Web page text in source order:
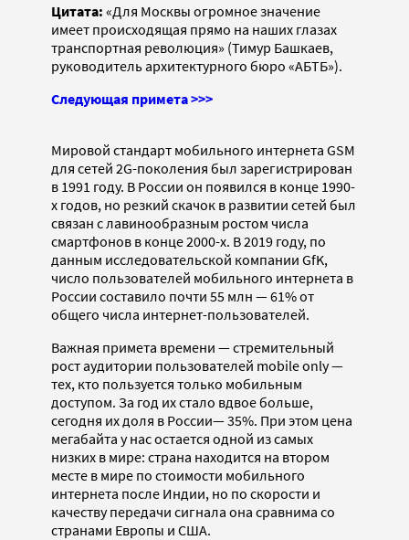
Цитата: «Для Москвы огромное значение
имеет происходящая прямо на наших глазах
транспортная революция» (Тимур Башкаев,
руководитель архитектурного бюро «АБТБ»).
Следующая примета >>>
Мировой стандарт мобильного интернета GSM
для сетей 2G-поколения был зарегистрирован
в 1991 году. В России он появился в конце 1990-
х годов, но резкий скачок в развитии сетей был
связан с лавинообразным ростом числа
смартфонов в конце 2000-х. В 2019 году, по
данным исследовательской компании GfK,
число пользователей мобильного интернета в
России составило почти 55 млн — 61% от
общего числа интернет-пользователей.
Важная примета времени — стремительный
рост аудитории пользователей mobile only —
тех, кто пользуется только мобильным
доступом. За год их стало вдвое больше,
сегодня их доля в России— 35%. При этом цена
мегабайта у нас остается одной из самых
низких в мире: страна находится на втором
месте в мире по стоимости мобильного
интернета после Индии, но по скорости и
качеству передачи сигнала она сравнима со
странами Европы и США.